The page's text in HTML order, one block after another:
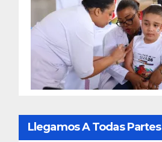
Llegamos A Todas Partes